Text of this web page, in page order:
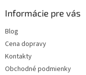
Informácie pre vás
Blog
Cena dopravy
Kontakty
Obchodné podmienky